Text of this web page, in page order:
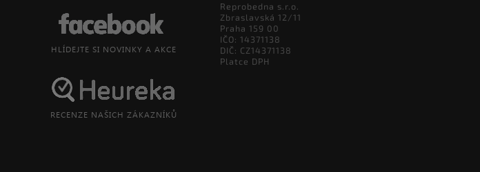
Reprobedna s.r.o.
Zbraslavská 12/11
Praha 159 00
IČO: 14371138
DIČ: CZ14371138
Platce DPH